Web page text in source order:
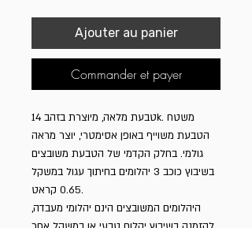
Ajouter au panier
Commander et payer
טבעת מלאה, מיוצרת בזהב 14k. משטח
הטבעת משוייף באופן אסימטרי, יוצר מראה
גולמי. בחלק הקדמי של הטבעת משובצים
בשיבוץ כוכב 3 יהלומים בחיתוך עגול במשקל
0.65 קראט.
היהלומים המשובצים הינם יהלומי מעבדה,